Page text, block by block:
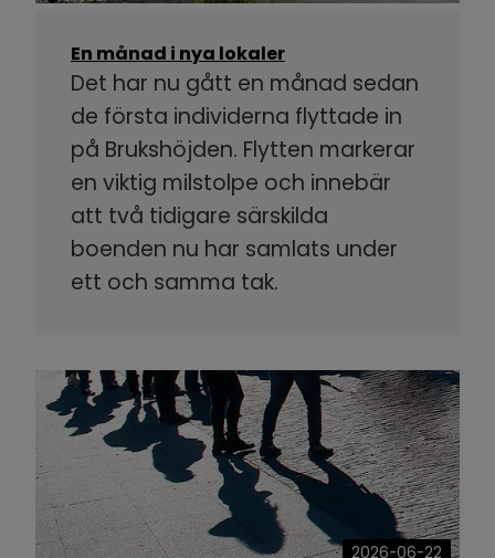
En månad i nya lokaler
Det har nu gått en månad sedan
de första individerna flyttade in
på Brukshöjden. Flytten markerar
en viktig milstolpe och innebär
att två tidigare särskilda
boenden nu har samlats under
ett och samma tak.
2026-06-22